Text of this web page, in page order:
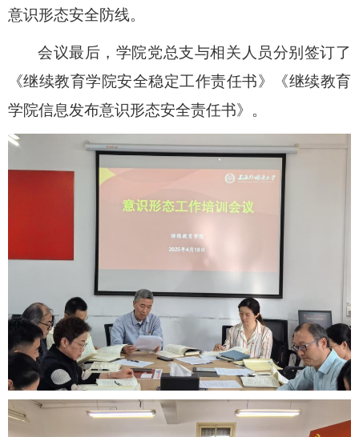
意识形态安全防线。
会议最后，学院党总支与相关人员分别签订了
《继续教育学院安全稳定工作责任书》《继续教育
学院信息发布意识形态安全责任书》。